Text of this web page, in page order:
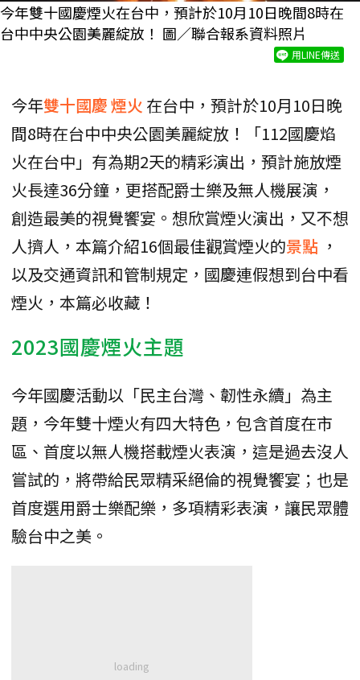
今年雙十國慶煙火在台中，預計於10月10日晚間8時在
台中中央公園美麗綻放！ 圖／聯合報系資料照片
用LINE傳送
今年雙十國慶煙火 在台中，預計於10月10日晚
間8時在台中中央公園美麗綻放！「112國慶焰
火在台中」有為期2天的精彩演出，預計施放煙
火長達36分鐘，更搭配爵士樂及無人機展演，
創造最美的視覺饗宴。想欣賞煙火演出，又不想
人擠人，本篇介紹16個最佳觀賞煙火的景點 ，
以及交通資訊和管制規定，國慶連假想到台中看
煙火，本篇必收藏！
2023國慶煙火主題
今年國慶活動以「民主台灣、韌性永續」為主
題，今年雙十煙火有四大特色，包含首度在市
區、首度以無人機搭載煙火表演，這是過去沒人
嘗試的，將帶給民眾精采絕倫的視覺饗宴；也是
首度選用爵士樂配樂，多項精彩表演，讓民眾體
驗台中之美。